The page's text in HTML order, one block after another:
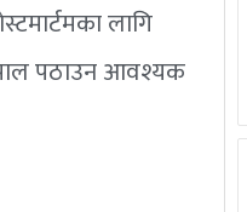
लागि
पठाउन आवश्यक